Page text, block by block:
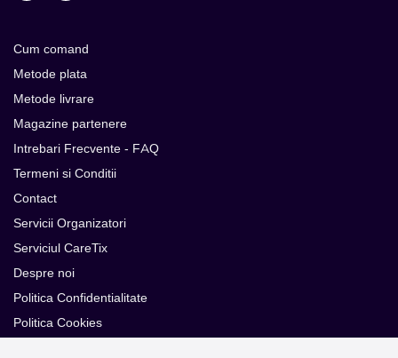
Cum comand
Metode plata
Metode livrare
Magazine partenere
Intrebari Frecvente - FAQ
Termeni si Conditii
Contact
Servicii Organizatori
Serviciul CareTix
Despre noi
Politica Confidentialitate
Politica Cookies